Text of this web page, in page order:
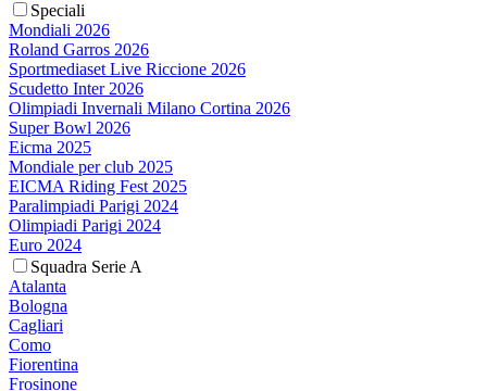
Speciali
Mondiali 2026
Roland Garros 2026
Sportmediaset Live Riccione 2026
Scudetto Inter 2026
Olimpiadi Invernali Milano Cortina 2026
Super Bowl 2026
Eicma 2025
Mondiale per club 2025
EICMA Riding Fest 2025
Paralimpiadi Parigi 2024
Olimpiadi Parigi 2024
Euro 2024
Squadra Serie A
Atalanta
Bologna
Cagliari
Como
Fiorentina
Frosinone